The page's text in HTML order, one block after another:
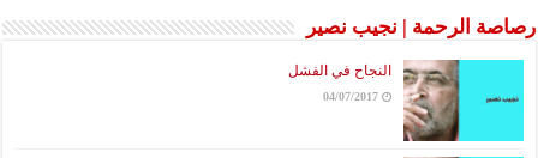
رصاصة الرحمة | نجيب نصير
النجاح في الفشل
04/07/2017